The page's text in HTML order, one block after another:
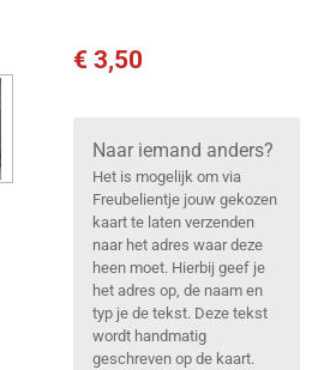
€ 3,50
Naar iemand anders?
Het is mogelijk om via
Freubelientje jouw gekozen
kaart te laten verzenden
naar het adres waar deze
heen moet. Hierbij geef je
het adres op, de naam en
typ je de tekst. Deze tekst
wordt handmatig
geschreven op de kaart.